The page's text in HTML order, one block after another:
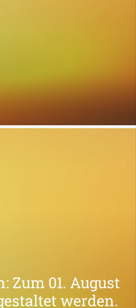
Zum 01. August
werden.